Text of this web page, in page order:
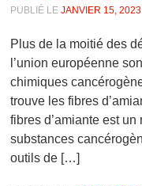
PUBLIÉ LEJANVIER 15, 2023
Plus de la moitié des
l’union européenne
chimiques
trouve les fibres
fibres d’amiante est
substances
outils de […]